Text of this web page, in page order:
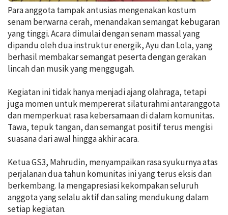
Para anggota tampak antusias mengenakan kostum
senam berwarna cerah, menandakan semangat kebugaran
yang tinggi. Acara dimulai dengan senam massal yang
dipandu oleh dua instruktur energik, Ayu dan Lola, yang
berhasil membakar semangat peserta dengan gerakan
lincah dan musik yang menggugah.
Kegiatan ini tidak hanya menjadi ajang olahraga, tetapi
juga momen untuk mempererat silaturahmi antaranggota
dan memperkuat rasa kebersamaan di dalam komunitas.
Tawa, tepuk tangan, dan semangat positif terus mengisi
suasana dari awal hingga akhir acara.
Ketua GS3, Mahrudin, menyampaikan rasa syukurnya atas
perjalanan dua tahun komunitas ini yang terus eksis dan
berkembang. Ia mengapresiasi kekompakan seluruh
anggota yang selalu aktif dan saling mendukung dalam
setiap kegiatan.